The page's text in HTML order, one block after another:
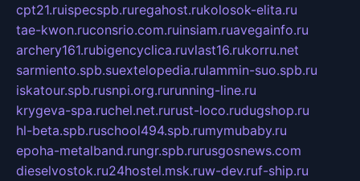
cpt21.ruispecspb.ruregahost.rukolosok-elita.ru
tae-kwon.ruconsrio.com.ruinsiam.ruavegainfo.ru
archery161.rubigencyclica.ruvlast16.rukorru.net
sarmiento.spb.suextelopedia.rulammin-suo.spb.ru
iskatour.spb.rusnpi.org.rurunning-line.ru
krygeva-spa.ruchel.net.rurust-loco.rudugshop.ru
hl-beta.spb.ruschool494.spb.rumymubaby.ru
epoha-metalband.rungr.spb.rurusgosnews.com
dieselvostok.ru24hostel.msk.ruw-dev.ruf-ship.ru